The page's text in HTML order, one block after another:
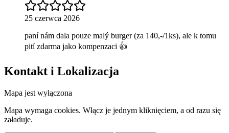
25 czerwca 2026
paní nám dala pouze malý burger (za 140,-/1ks), ale k tomu
pití zdarma jako kompenzaci 👍
Kontakt i Lokalizacja
Mapa jest wyłączona
Mapa wymaga cookies. Włącz je jednym kliknięciem, a od razu się
załaduje.